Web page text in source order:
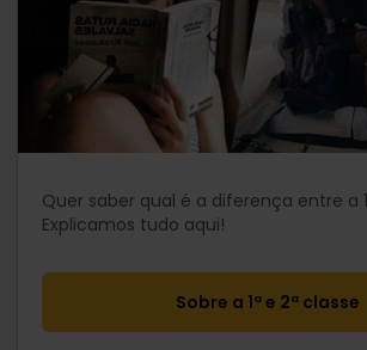
Quer saber qual é a diferença entre a
Explicamos tudo aqui!
Sobre a 1ª e 2ª classe